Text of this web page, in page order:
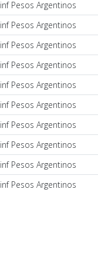
inf Pesos Argentinos
inf Pesos Argentinos
inf Pesos Argentinos
inf Pesos Argentinos
inf Pesos Argentinos
inf Pesos Argentinos
inf Pesos Argentinos
inf Pesos Argentinos
inf Pesos Argentinos
inf Pesos Argentinos